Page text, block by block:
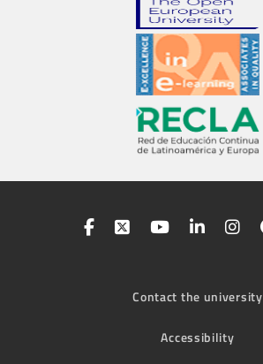
Contact the university
Accessibility